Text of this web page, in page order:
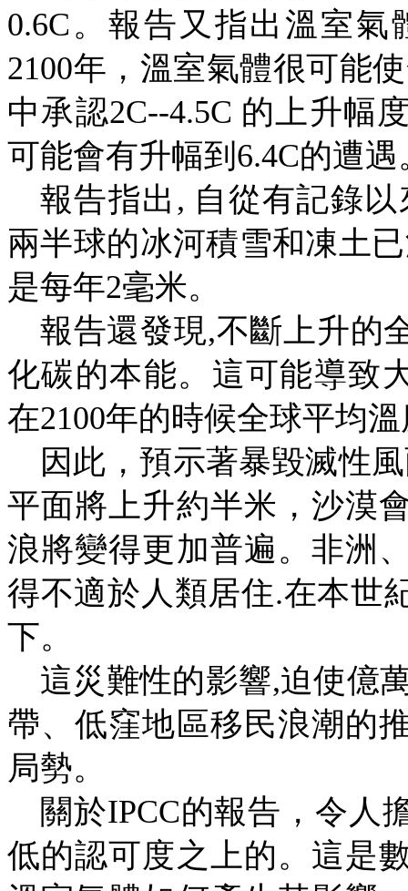
0.6C 。報告又指出溫室氣
2100年， 溫室氣體很可能使
中承認2C--4.5C 的上升幅
可能會有升幅到 6.4C的遭遇
報告指出 , 自從有記錄
兩半球的冰河積雪和凍土
是每年2毫米。
報告還發現,不斷上升的
化碳的本能。這可能導致
在2100年的時候全球平均
因此，預示著暴毀滅性
平面將上升約半米，沙漠
浪將變得更加普遍。非洲
得不適於人類居住.在本世
下。
這災難性的影響,迫使億
帶、低窪地區移民浪潮的
局勢。
關於IPCC的報告，令人
低的認可度之上的。 這是